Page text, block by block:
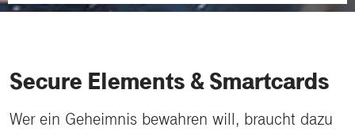
Secure Elements & Smartcards
Wer ein Geheimnis bewahren will, braucht dazu